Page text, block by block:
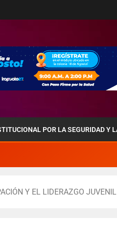
POR LA SEGURIDAD Y LA PAZ
Y EL LIDERAZGO JUVENIL